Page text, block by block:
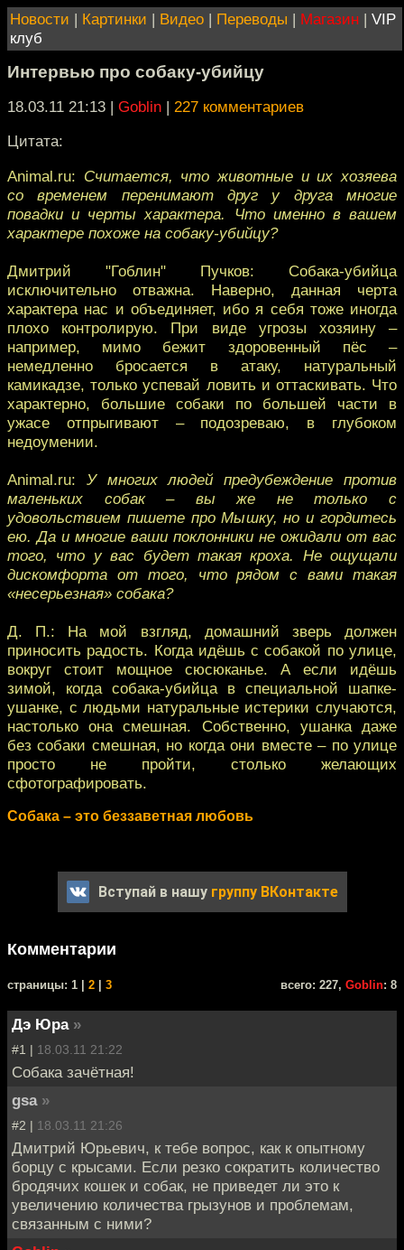
Новости | Картинки | Видео | Переводы | Магазин | VIP
клуб
Интервью про собаку-убийцу
18.03.11 21:13 | Goblin | 227 комментариев
Цитата:
Animal.ru: Считается, что животные и их хозяева
со временем перенимают друг у друга многие
повадки и черты характера. Что именно в вашем
характере похоже на собаку-убийцу?
Дмитрий "Гоблин" Пучков: Собака-убийца
исключительно отважна. Наверно, данная черта
характера нас и объединяет, ибо я себя тоже иногда
плохо контролирую. При виде угрозы хозяину –
например, мимо бежит здоровенный пёс –
немедленно бросается в атаку, натуральный
камикадзе, только успевай ловить и оттаскивать. Что
характерно, большие собаки по большей части в
ужасе отпрыгивают – подозреваю, в глубоком
недоумении.
Animal.ru: У многих людей предубеждение против
маленьких собак – вы же не только с
удовольствием пишете про Мышку, но и гордитесь
ею. Да и многие ваши поклонники не ожидали от вас
того, что у вас будет такая кроха. Не ощущали
дискомфорта от того, что рядом с вами такая
«несерьезная» собака?
Д. П.: На мой взгляд, домашний зверь должен
приносить радость. Когда идёшь с собакой по улице,
вокруг стоит мощное сюсюканье. А если идёшь
зимой, когда собака-убийца в специальной шапке-
ушанке, с людьми натуральные истерики случаются,
настолько она смешная. Собственно, ушанка даже
без собаки смешная, но когда они вместе – по улице
просто не пройти, столько желающих
сфотографировать.
Cобака – это беззаветная любовь
Вступай в нашу группу ВКонтакте
Комментарии
cтраницы: 1 | 2 3 всего: 227, Goblin: 8
Дэ Юра »
#1 | 18.03.11 21:22
Собака зачётная!
gsa »
#2 | 18.03.11 21:26
Дмитрий Юрьевич, к тебе вопрос, как к опытному
борцу с крысами. Если резко сократить количество
бродячих кошек и собак, не приведет ли это к
увеличению количества грызунов и проблемам,
связанным с ними?